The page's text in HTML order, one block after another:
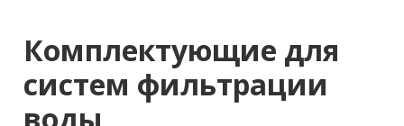
Комплектующие для
систем фильтрации